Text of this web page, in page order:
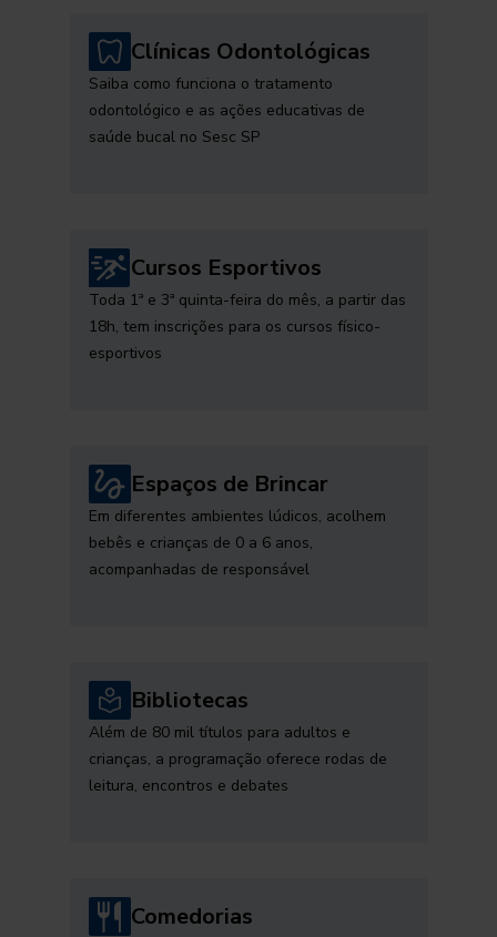
Clínicas Odontológicas
Saiba como funciona o tratamento
odontológico e as ações educativas de
saúde bucal no Sesc SP
Cursos Esportivos
Toda 1ª e 3ª quinta-feira do mês, a partir das
18h, tem inscrições para os cursos físico-
esportivos
Espaços de Brincar
Em diferentes ambientes lúdicos, acolhem
bebês e crianças de 0 a 6 anos,
acompanhadas de responsável
Bibliotecas
Além de 80 mil títulos para adultos e
crianças, a programação oferece rodas de
leitura, encontros e debates
Comedorias